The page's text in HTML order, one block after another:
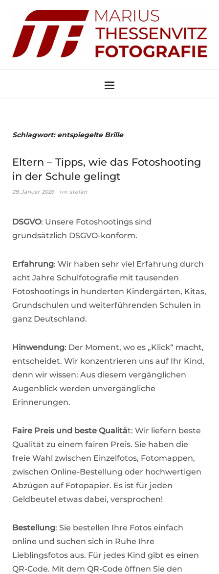
Schlagwort: entspiegelte Brille
Eltern – Tipps, wie das Fotoshooting
in der Schule gelingt
28. Januar 2026 von stefan
DSGVO: Unsere Fotoshootings sind
grundsätzlich DSGVO-konform.
Erfahrung: Wir haben sehr viel Erfahrung durch
acht Jahre Schulfotografie mit tausenden
Fotoshootings in hunderten Kindergärten, Kitas,
Grundschulen und weiterführenden Schulen in
ganz Deutschland.
Hinwendung: Der Moment, wo es „Klick“ macht,
entscheidet. Wir konzentrieren uns auf Ihr Kind,
denn wir wissen: Aus diesem vergänglichen
Augenblick werden unvergängliche
Erinnerungen.
Faire Preis und beste Qualität: Wir liefern beste
Qualität zu einem fairen Preis. Sie haben die
freie Wahl zwischen Einzelfotos, Fotomappen,
zwischen Online-Bestellung oder hochwertigen
Abzügen auf Fotopapier. Es ist für jeden
Geldbeutel etwas dabei, versprochen!
Bestellung: Sie bestellen Ihre Fotos einfach
online und suchen sich in Ruhe Ihre
Lieblingsfotos aus. Für jedes Kind gibt es einen
QR-Code. Mit dem QR-Code öffnen Sie den